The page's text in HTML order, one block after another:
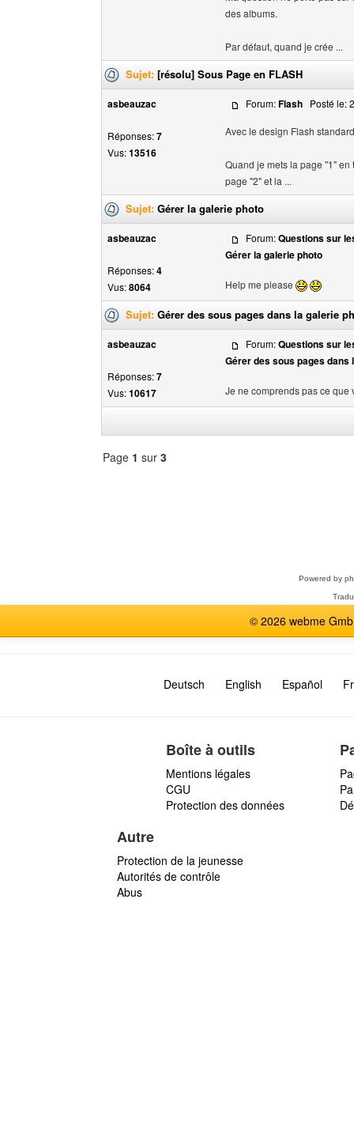
des albums.
Par défaut, quand je crée ...
Sujet: [résolu] Sous Page en FLASH
asbeauzac
Réponses:7
Vus:13516
Forum:Flash Posté le:
Avec le design Flash
Quand je mets la page "1"
page "2" et la ...
Sujet: Gérer la galerie photo
asbeauzac
Réponses:4
Vus:8064
Forum:Questions sur
Gérer la galerie photo
Help me please
Sujet: Gérer des sous pages dans la galerie
asbeauzac
Réponses:7
Vus:10617
Forum:Questions sur
Gérer des sous pages dans
Je ne comprends pas ce que
Page 1 sur 3
Powered by
© 2026 webme
Deutsch English Español
Boîte à outils
Mentions légales
CGU
Protection des données
Autre
Protection de la jeunesse
Autorités de contrôle
Abus